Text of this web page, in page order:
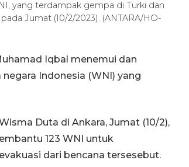
yang terdampak gempa di Turki dan
Jumat (10/2/2023). (ANTARA/HO-
Iqbal menemui dan
Indonesia (WNI) yang
Duta di Ankara, Jumat (10/2),
123 WNI untuk
dari bencana tersesebut.